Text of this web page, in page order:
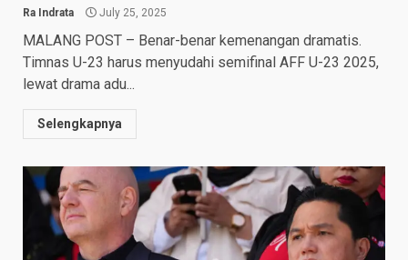
Ra Indrata July 25, 2025
MALANG POST – Benar-benar kemenangan dramatis.
Timnas U-23 harus menyudahi semifinal AFF U-23 2025,
lewat drama adu...
Selengkapnya